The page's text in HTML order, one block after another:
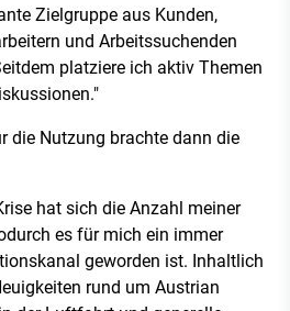
Zielgruppe aus Kunden,
und Arbeitssuchenden
platziere ich aktiv Themen
die Nutzung brachte dann die
hat sich die Anzahl meiner
es für mich ein immer
geworden ist. Inhaltlich
rund um Austrian